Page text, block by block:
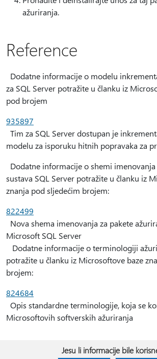
ažuriranja.
Reference
Dodatne informacije o modelu
za SQL Server potražite u članku iz
pod brojem
935897
Tim za SQL Server dostupan je
modelu za isporuku hitnih popravaka za
Dodatne informacije o shemi
sustava SQL Server potražite u članku iz
znanja pod sljedećim brojem:
822499
Nova shema imenovanja za pakete
Microsoft SQL Server
Dodatne informacije o terminologiji
potražite u članku iz Microsoftove baze
brojem:
824684
Opis standardne terminologije, koja se
Microsoftovih softverskih ažuriranja
Jesu li informacije bile